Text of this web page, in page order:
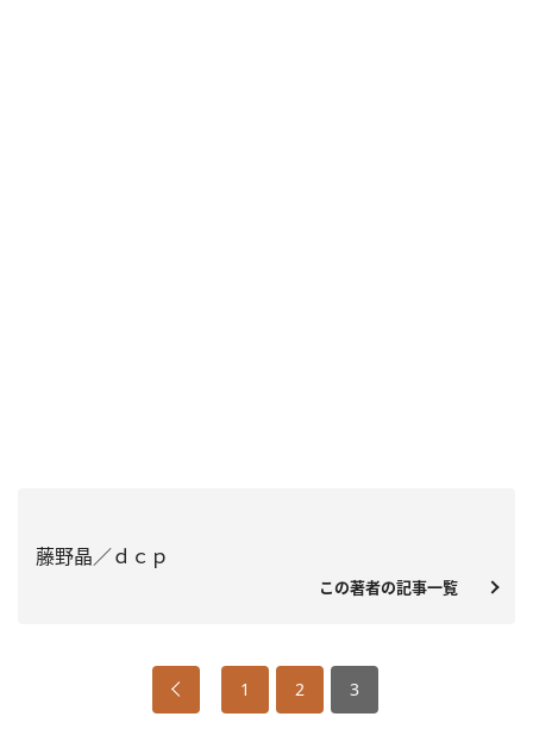
藤野晶／ｄｃｐ
この著者の記事一覧
1 2 3